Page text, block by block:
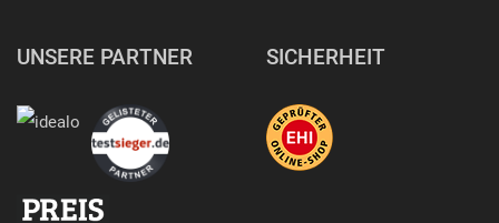
UNSERE PARTNER SICHERHEIT